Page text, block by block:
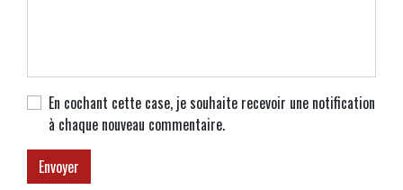
En cochant cette case, je souhaite recevoir une notification
à chaque nouveau commentaire.